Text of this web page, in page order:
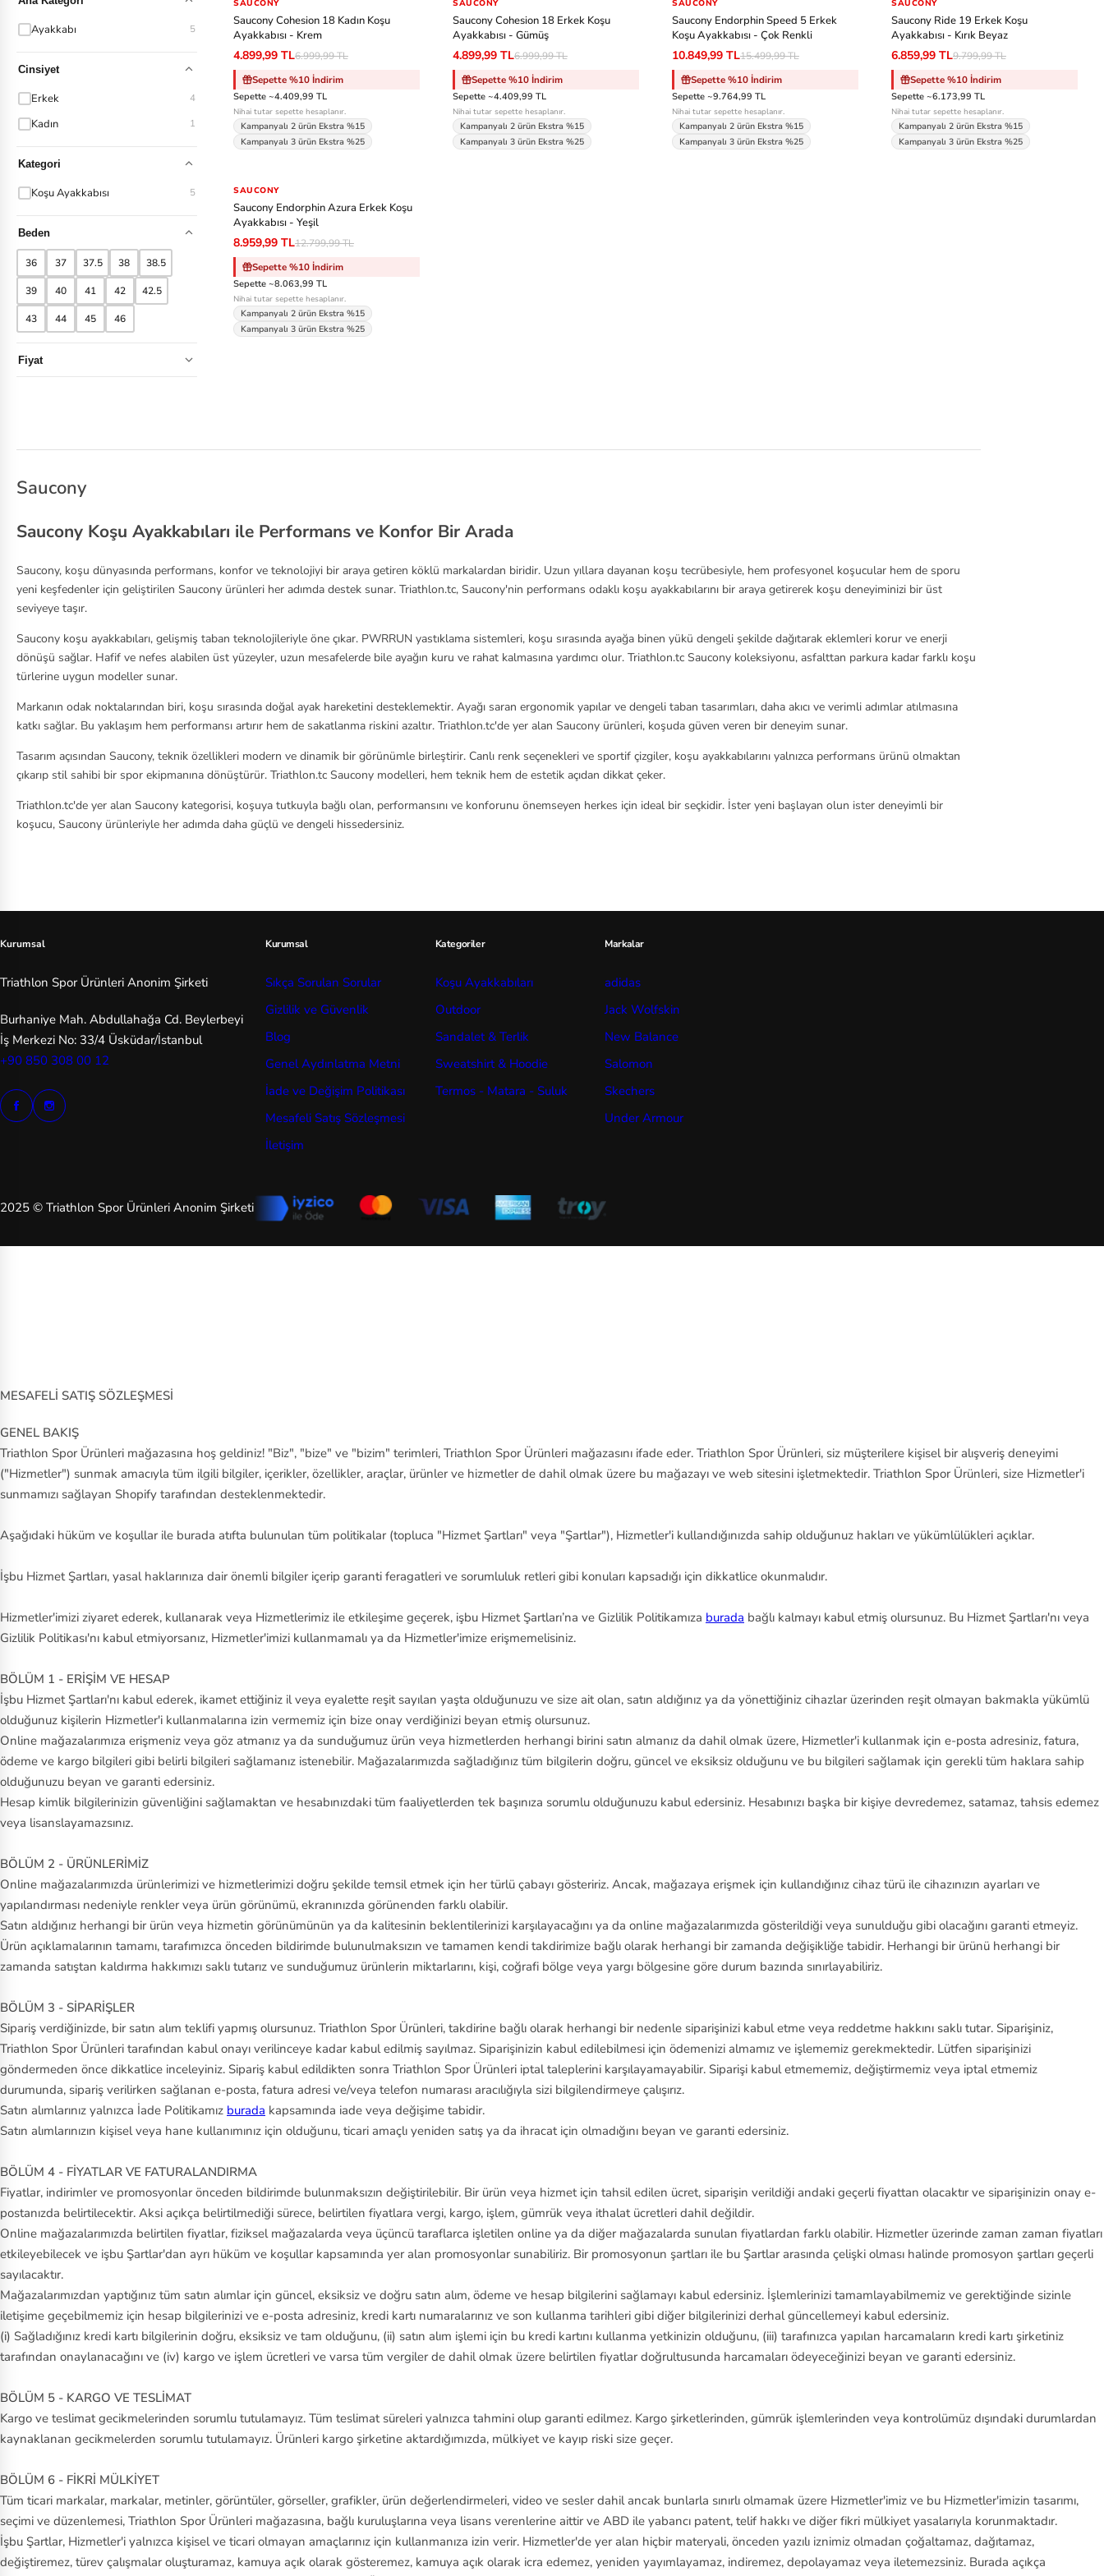
Ayakkabı 5
Cinsiyet
Erkek 4
Kadın 1
Kategori
Koşu Ayakkabısı 5
Beden
36 37 37.5 38 38.5
39 40 41 42 42.5
43 44 45 46
Fiyat
-%30
SAUCONY
Saucony Cohesion 18 Kadın Koşu
Ayakkabısı - Krem
4.899,99 TL6.999,99 TL
Sepette %10 İndirim
Sepette ~4.409,99 TL
Nihai tutar sepette hesaplanır.
Kampanyalı 2 ürün Ekstra %15
Kampanyalı 3 ürün Ekstra %25
-%30
SAUCONY
Saucony Cohesion 18 Erkek Koşu
Ayakkabısı - Gümüş
4.899,99 TL6.999,99 TL
Sepette %10 İndirim
Sepette ~4.409,99 TL
Nihai tutar sepette hesaplanır.
Kampanyalı 2 ürün Ekstra %15
Kampanyalı 3 ürün Ekstra %25
-%30
SAUCONY
Saucony Endorphin Speed 5 Erkek
Koşu Ayakkabısı - Çok Renkli
10.849,99 TL15.499,99 TL
Sepette %10 İndirim
Sepette ~9.764,99 TL
Nihai tutar sepette hesaplanır.
Kampanyalı 2 ürün Ekstra %15
Kampanyalı 3 ürün Ekstra %25
-%30
SAUCONY
Saucony Ride 19 Erkek Koşu
Ayakkabısı - Kırık Beyaz
6.859,99 TL9.799,99 TL
Sepette %10 İndirim
Sepette ~6.173,99 TL
Nihai tutar sepette hesaplanır.
Kampanyalı 2 ürün Ekstra %15
Kampanyalı 3 ürün Ekstra %25
-%30
SAUCONY
Saucony Endorphin Azura Erkek Koşu
Ayakkabısı - Yeşil
8.959,99 TL12.799,99 TL
Sepette %10 İndirim
Sepette ~8.063,99 TL
Nihai tutar sepette hesaplanır.
Kampanyalı 2 ürün Ekstra %15
Kampanyalı 3 ürün Ekstra %25
Saucony
Saucony Koşu Ayakkabıları ile Performans ve Konfor Bir Arada
Saucony, koşu dünyasında performans, konfor ve teknolojiyi bir araya getiren köklü markalardan biridir. Uzun yıllara dayanan koşu tecrübesiyle, hem profesyonel koşucular hem de sporu
yeni keşfedenler için geliştirilen Saucony ürünleri her adımda destek sunar. Triathlon.tc, Saucony'nin performans odaklı koşu ayakkabılarını bir araya getirerek koşu deneyiminizi bir üst
seviyeye taşır.
Saucony koşu ayakkabıları, gelişmiş taban teknolojileriyle öne çıkar. PWRRUN yastıklama sistemleri, koşu sırasında ayağa binen yükü dengeli şekilde dağıtarak eklemleri korur ve enerji
dönüşü sağlar. Hafif ve nefes alabilen üst yüzeyler, uzun mesafelerde bile ayağın kuru ve rahat kalmasına yardımcı olur. Triathlon.tc Saucony koleksiyonu, asfalttan parkura kadar farklı koşu
türlerine uygun modeller sunar.
Markanın odak noktalarından biri, koşu sırasında doğal ayak hareketini desteklemektir. Ayağı saran ergonomik yapılar ve dengeli taban tasarımları, daha akıcı ve verimli adımlar atılmasına
katkı sağlar. Bu yaklaşım hem performansı artırır hem de sakatlanma riskini azaltır. Triathlon.tc'de yer alan Saucony ürünleri, koşuda güven veren bir deneyim sunar.
Tasarım açısından Saucony, teknik özellikleri modern ve dinamik bir görünümle birleştirir. Canlı renk seçenekleri ve sportif çizgiler, koşu ayakkabılarını yalnızca performans ürünü olmaktan
çıkarıp stil sahibi bir spor ekipmanına dönüştürür. Triathlon.tc Saucony modelleri, hem teknik hem de estetik açıdan dikkat çeker.
Triathlon.tc'de yer alan Saucony kategorisi, koşuya tutkuyla bağlı olan, performansını ve konforunu önemseyen herkes için ideal bir seçkidir. İster yeni başlayan olun ister deneyimli bir
koşucu, Saucony ürünleriyle her adımda daha güçlü ve dengeli hissedersiniz.
Kurumsal
Triathlon Spor Ürünleri Anonim Şirketi
Burhaniye Mah. Abdullahağa Cd. Beylerbeyi
İş Merkezi No: 33/4 Üsküdar/İstanbul
+90 850 308 00 12
Kurumsal
Sıkça Sorulan Sorular
Gizlilik ve Güvenlik
Blog
Genel Aydınlatma Metni
İade ve Değişim Politikası
Mesafeli Satış Sözleşmesi
İletişim
Kategoriler
Koşu Ayakkabıları
Outdoor
Sandalet & Terlik
Sweatshirt & Hoodie
Termos - Matara - Suluk
Markalar
adidas
Jack Wolfskin
New Balance
Salomon
Skechers
Under Armour
2025 © Triathlon Spor Ürünleri Anonim Şirketi
MESAFELİ SATIŞ SÖZLEŞMESİ
GENEL BAKIŞ
Triathlon Spor Ürünleri mağazasına hoş geldiniz! "Biz", "bize" ve "bizim" terimleri, Triathlon Spor Ürünleri mağazasını ifade eder. Triathlon Spor Ürünleri, siz müşterilere kişisel bir alışveriş deneyimi
("Hizmetler") sunmak amacıyla tüm ilgili bilgiler, içerikler, özellikler, araçlar, ürünler ve hizmetler de dahil olmak üzere bu mağazayı ve web sitesini işletmektedir. Triathlon Spor Ürünleri, size Hizmetler'i
sunmamızı sağlayan Shopify tarafından desteklenmektedir.
Aşağıdaki hüküm ve koşullar ile burada atıfta bulunulan tüm politikalar (topluca "Hizmet Şartları" veya "Şartlar"), Hizmetler'i kullandığınızda sahip olduğunuz hakları ve yükümlülükleri açıklar.
İşbu Hizmet Şartları, yasal haklarınıza dair önemli bilgiler içerip garanti feragatleri ve sorumluluk retleri gibi konuları kapsadığı için dikkatlice okunmalıdır.
Hizmetler'imizi ziyaret ederek, kullanarak veya Hizmetlerimiz ile etkileşime geçerek, işbu Hizmet Şartları’na ve Gizlilik Politikamıza burada bağlı kalmayı kabul etmiş olursunuz. Bu Hizmet Şartları'nı veya
Gizlilik Politikası'nı kabul etmiyorsanız, Hizmetler'imizi kullanmamalı ya da Hizmetler'imize erişmemelisiniz.
BÖLÜM 1 - ERİŞİM VE HESAP
İşbu Hizmet Şartları'nı kabul ederek, ikamet ettiğiniz il veya eyalette reşit sayılan yaşta olduğunuzu ve size ait olan, satın aldığınız ya da yönettiğiniz cihazlar üzerinden reşit olmayan bakmakla yükümlü
olduğunuz kişilerin Hizmetler'i kullanmalarına izin vermemiz için bize onay verdiğinizi beyan etmiş olursunuz.
Online mağazalarımıza erişmeniz veya göz atmanız ya da sunduğumuz ürün veya hizmetlerden herhangi birini satın almanız da dahil olmak üzere, Hizmetler'i kullanmak için e-posta adresiniz, fatura,
ödeme ve kargo bilgileri gibi belirli bilgileri sağlamanız istenebilir. Mağazalarımızda sağladığınız tüm bilgilerin doğru, güncel ve eksiksiz olduğunu ve bu bilgileri sağlamak için gerekli tüm haklara sahip
olduğunuzu beyan ve garanti edersiniz.
Hesap kimlik bilgilerinizin güvenliğini sağlamaktan ve hesabınızdaki tüm faaliyetlerden tek başınıza sorumlu olduğunuzu kabul edersiniz. Hesabınızı başka bir kişiye devredemez, satamaz, tahsis edemez
veya lisanslayamazsınız.
BÖLÜM 2 - ÜRÜNLERİMİZ
Online mağazalarımızda ürünlerimizi ve hizmetlerimizi doğru şekilde temsil etmek için her türlü çabayı gösteririz. Ancak, mağazaya erişmek için kullandığınız cihaz türü ile cihazınızın ayarları ve
yapılandırması nedeniyle renkler veya ürün görünümü, ekranınızda görünenden farklı olabilir.
Satın aldığınız herhangi bir ürün veya hizmetin görünümünün ya da kalitesinin beklentilerinizi karşılayacağını ya da online mağazalarımızda gösterildiği veya sunulduğu gibi olacağını garanti etmeyiz.
Ürün açıklamalarının tamamı, tarafımızca önceden bildirimde bulunulmaksızın ve tamamen kendi takdirimize bağlı olarak herhangi bir zamanda değişikliğe tabidir. Herhangi bir ürünü herhangi bir
zamanda satıştan kaldırma hakkımızı saklı tutarız ve sunduğumuz ürünlerin miktarlarını, kişi, coğrafi bölge veya yargı bölgesine göre durum bazında sınırlayabiliriz.
BÖLÜM 3 - SİPARİŞLER
Sipariş verdiğinizde, bir satın alım teklifi yapmış olursunuz. Triathlon Spor Ürünleri, takdirine bağlı olarak herhangi bir nedenle siparişinizi kabul etme veya reddetme hakkını saklı tutar. Siparişiniz,
Triathlon Spor Ürünleri tarafından kabul onayı verilinceye kadar kabul edilmiş sayılmaz. Siparişinizin kabul edilebilmesi için ödemenizi almamız ve işlememiz gerekmektedir. Lütfen siparişinizi
göndermeden önce dikkatlice inceleyiniz. Sipariş kabul edildikten sonra Triathlon Spor Ürünleri iptal taleplerini karşılayamayabilir. Siparişi kabul etmememiz, değiştirmemiz veya iptal etmemiz
durumunda, sipariş verilirken sağlanan e-posta, fatura adresi ve/veya telefon numarası aracılığıyla sizi bilgilendirmeye çalışırız.
Satın alımlarınız yalnızca İade Politikamız burada kapsamında iade veya değişime tabidir.
Satın alımlarınızın kişisel veya hane kullanımınız için olduğunu, ticari amaçlı yeniden satış ya da ihracat için olmadığını beyan ve garanti edersiniz.
BÖLÜM 4 - FİYATLAR VE FATURALANDIRMA
Fiyatlar, indirimler ve promosyonlar önceden bildirimde bulunmaksızın değiştirilebilir. Bir ürün veya hizmet için tahsil edilen ücret, siparişin verildiği andaki geçerli fiyattan olacaktır ve siparişinizin onay e-
postanızda belirtilecektir. Aksi açıkça belirtilmediği sürece, belirtilen fiyatlara vergi, kargo, işlem, gümrük veya ithalat ücretleri dahil değildir.
Online mağazalarımızda belirtilen fiyatlar, fiziksel mağazalarda veya üçüncü taraflarca işletilen online ya da diğer mağazalarda sunulan fiyatlardan farklı olabilir. Hizmetler üzerinde zaman zaman fiyatları
etkileyebilecek ve işbu Şartlar'dan ayrı hüküm ve koşullar kapsamında yer alan promosyonlar sunabiliriz. Bir promosyonun şartları ile bu Şartlar arasında çelişki olması halinde promosyon şartları geçerli
sayılacaktır.
Mağazalarımızdan yaptığınız tüm satın alımlar için güncel, eksiksiz ve doğru satın alım, ödeme ve hesap bilgilerini sağlamayı kabul edersiniz. İşlemlerinizi tamamlayabilmemiz ve gerektiğinde sizinle
iletişime geçebilmemiz için hesap bilgilerinizi ve e-posta adresiniz, kredi kartı numaralarınız ve son kullanma tarihleri gibi diğer bilgilerinizi derhal güncellemeyi kabul edersiniz.
(i) Sağladığınız kredi kartı bilgilerinin doğru, eksiksiz ve tam olduğunu, (ii) satın alım işlemi için bu kredi kartını kullanma yetkinizin olduğunu, (iii) tarafınızca yapılan harcamaların kredi kartı şirketiniz
tarafından onaylanacağını ve (iv) kargo ve işlem ücretleri ve varsa tüm vergiler de dahil olmak üzere belirtilen fiyatlar doğrultusunda harcamaları ödeyeceğinizi beyan ve garanti edersiniz.
BÖLÜM 5 - KARGO VE TESLİMAT
Kargo ve teslimat gecikmelerinden sorumlu tutulamayız. Tüm teslimat süreleri yalnızca tahmini olup garanti edilmez. Kargo şirketlerinden, gümrük işlemlerinden veya kontrolümüz dışındaki durumlardan
kaynaklanan gecikmelerden sorumlu tutulamayız. Ürünleri kargo şirketine aktardığımızda, mülkiyet ve kayıp riski size geçer.
BÖLÜM 6 - FİKRİ MÜLKİYET
Tüm ticari markalar, markalar, metinler, görüntüler, görseller, grafikler, ürün değerlendirmeleri, video ve sesler dahil ancak bunlarla sınırlı olmamak üzere Hizmetler'imiz ve bu Hizmetler'imizin tasarımı,
seçimi ve düzenlemesi, Triathlon Spor Ürünleri mağazasına, bağlı kuruluşlarına veya lisans verenlerine aittir ve ABD ile yabancı patent, telif hakkı ve diğer fikri mülkiyet yasalarıyla korunmaktadır.
İşbu Şartlar, Hizmetler'i yalnızca kişisel ve ticari olmayan amaçlarınız için kullanmanıza izin verir. Hizmetler'de yer alan hiçbir materyali, önceden yazılı iznimiz olmadan çoğaltamaz, dağıtamaz,
değiştiremez, türev çalışmalar oluşturamaz, kamuya açık olarak gösteremez, kamuya açık olarak icra edemez, yeniden yayımlayamaz, indiremez, depolayamaz veya iletemezsiniz. Burada açıkça